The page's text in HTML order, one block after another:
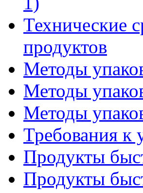
Технические
продуктов
Методы
Методы
Методы
Требования к
Продукты
Продукты